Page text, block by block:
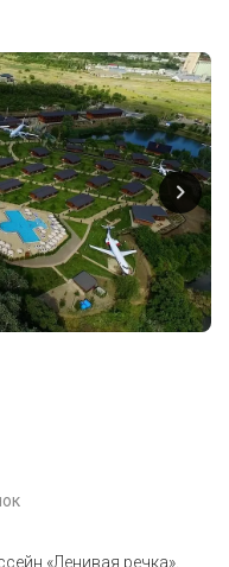
«Ленивая речка»,